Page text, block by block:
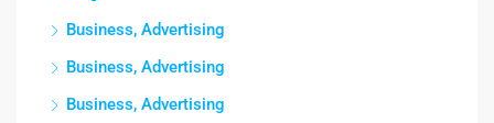
Business, Advertising
Business, Advertising
Business, Advertising